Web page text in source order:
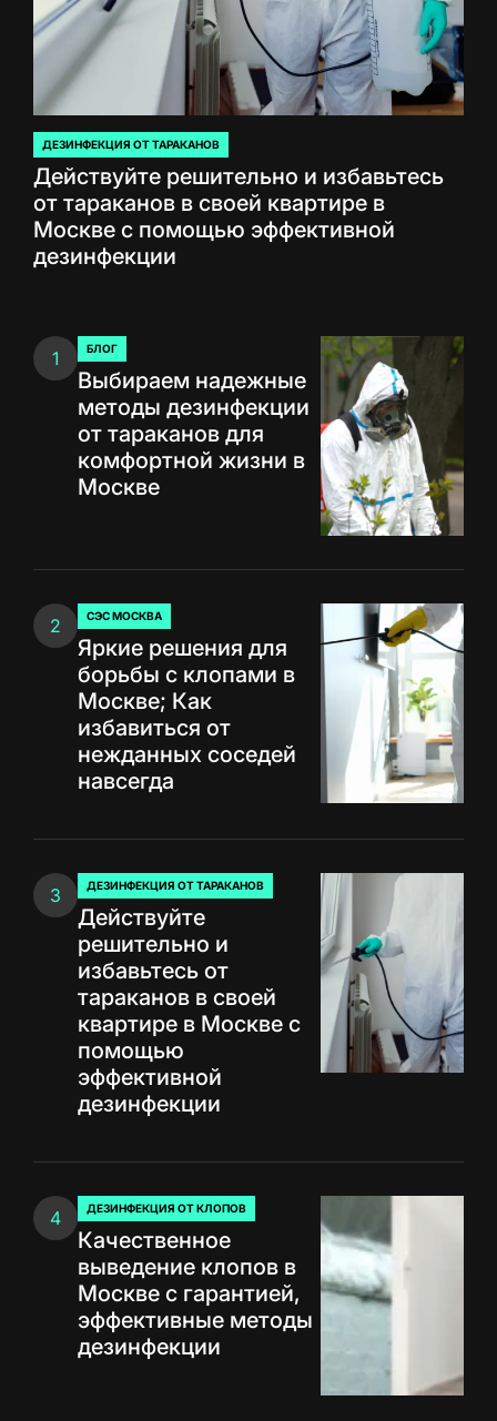
ОПУБЛИКОВАНО
В
ДЕЗИНФЕКЦИЯ ОТ ТАРАКАНОВ
Действуйте решительно и избавьтесь
от тараканов в своей квартире в
Москве с помощью эффективной
дезинфекции
1
ОПУБЛИКОВАНО
В
БЛОГ
Выбираем надежные
методы дезинфекции
от тараканов для
комфортной жизни в
Москве
2
ОПУБЛИКОВАНО
В
СЭС МОСКВА
Яркие решения для
борьбы с клопами в
Москве; Как
избавиться от
нежданных соседей
навсегда
3
ОПУБЛИКОВАНО
В
ДЕЗИНФЕКЦИЯ ОТ ТАРАКАНОВ
Действуйте
решительно и
избавьтесь от
тараканов в своей
квартире в Москве с
помощью
эффективной
дезинфекции
4
ОПУБЛИКОВАНО
В
ДЕЗИНФЕКЦИЯ ОТ КЛОПОВ
Качественное
выведение клопов в
Москве с гарантией,
эффективные методы
дезинфекции